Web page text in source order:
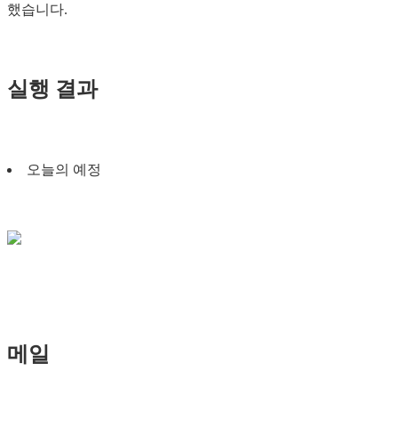
했습니다.
실행 결과
오늘의 예정
메일